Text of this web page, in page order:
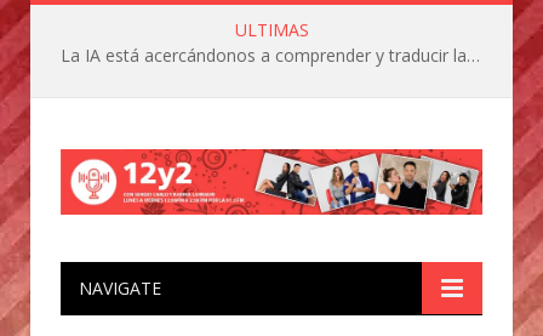
ULTIMAS
La IA está acercándonos a comprender y traducir las vocalizaciones y comportamientos de nuestras mascotas
NAVIGATE